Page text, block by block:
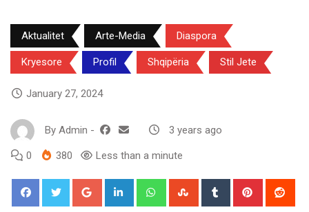
Aktualitet Arte-Media Diaspora
Kryesore Profil Shqipëria Stil Jete
January 27, 2024
By Admin - 3 years ago
0 380 Less than a minute
Google+ LinkedIn WhatsappStumbleUpon
Tumblr Pinterest